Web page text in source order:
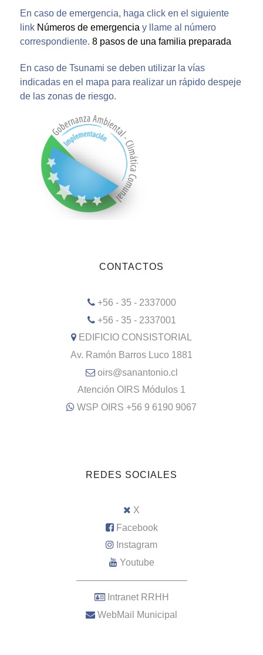
En caso de emergencia, haga click en el siguiente
link Números de emergencia y llame al número
correspondiente. 8 pasos de una familia preparada
En caso de Tsunami se deben utilizar la vías
indicadas en el mapa para realizar un rápido despeje
de las zonas de riesgo.
CONTACTOS
+56 - 35 - 2337000
+56 - 35 - 2337001
EDIFICIO CONSISTORIAL
Av. Ramón Barros Luco 1881
oirs@sanantonio.cl
Atención OIRS Módulos 1
WSP OIRS +56 9 6190 9067
REDES SOCIALES
X
Facebook
Instagram
Youtube
–––––––––––––––––––––
Intranet RRHH
WebMail Municipal